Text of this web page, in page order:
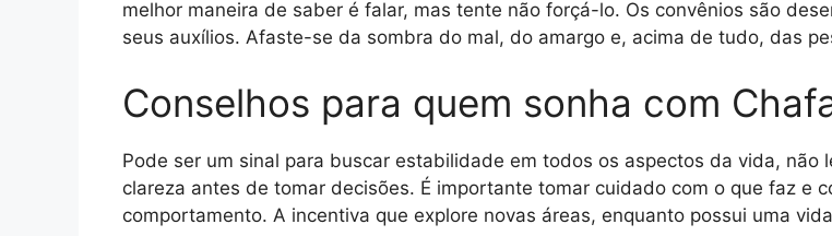
melhor maneira de saber é falar, mas tente não forçá-lo. Os convênios são
seus auxílios. Afaste-se da sombra do mal, do amargo e, acima de tudo, das
Conselhos para quem sonha com
Pode ser um sinal para buscar estabilidade em todos os aspectos da vida, não
clareza antes de tomar decisões. É importante tomar cuidado com o que faz e
comportamento. A incentiva que explore novas áreas, enquanto possui uma